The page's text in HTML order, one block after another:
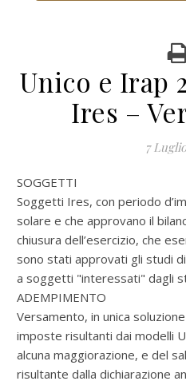
Unico e Irap
Ires –
7
SOGGETTI
Soggetti Ires, con periodo
solare e che approvano il
chiusura dell’esercizio, che
sono stati approvati gli studi
a soggetti "interessati" dagli
ADEMPIMENTO
Versamento, in unica
imposte risultanti dai modelli
alcuna maggiorazione, e del
risultante dalla dichiarazione